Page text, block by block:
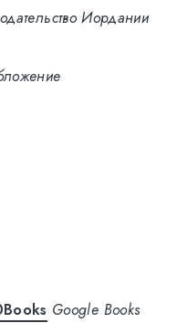
Иордании
Google Books